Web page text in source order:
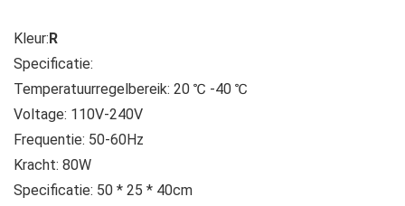
Kleur: R
Specificatie:
Temperatuurregelbereik: 20 ℃ -40 ℃
Voltage: 110V-240V
Frequentie: 50-60Hz
Kracht: 80W
Specificatie: 50 * 25 * 40cm